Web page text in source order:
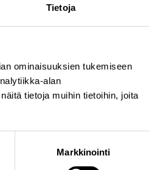
Tietoja
ominaisuuksien tukemiseen
alan
tietoja muihin tietoihin, joita
Markkinointi